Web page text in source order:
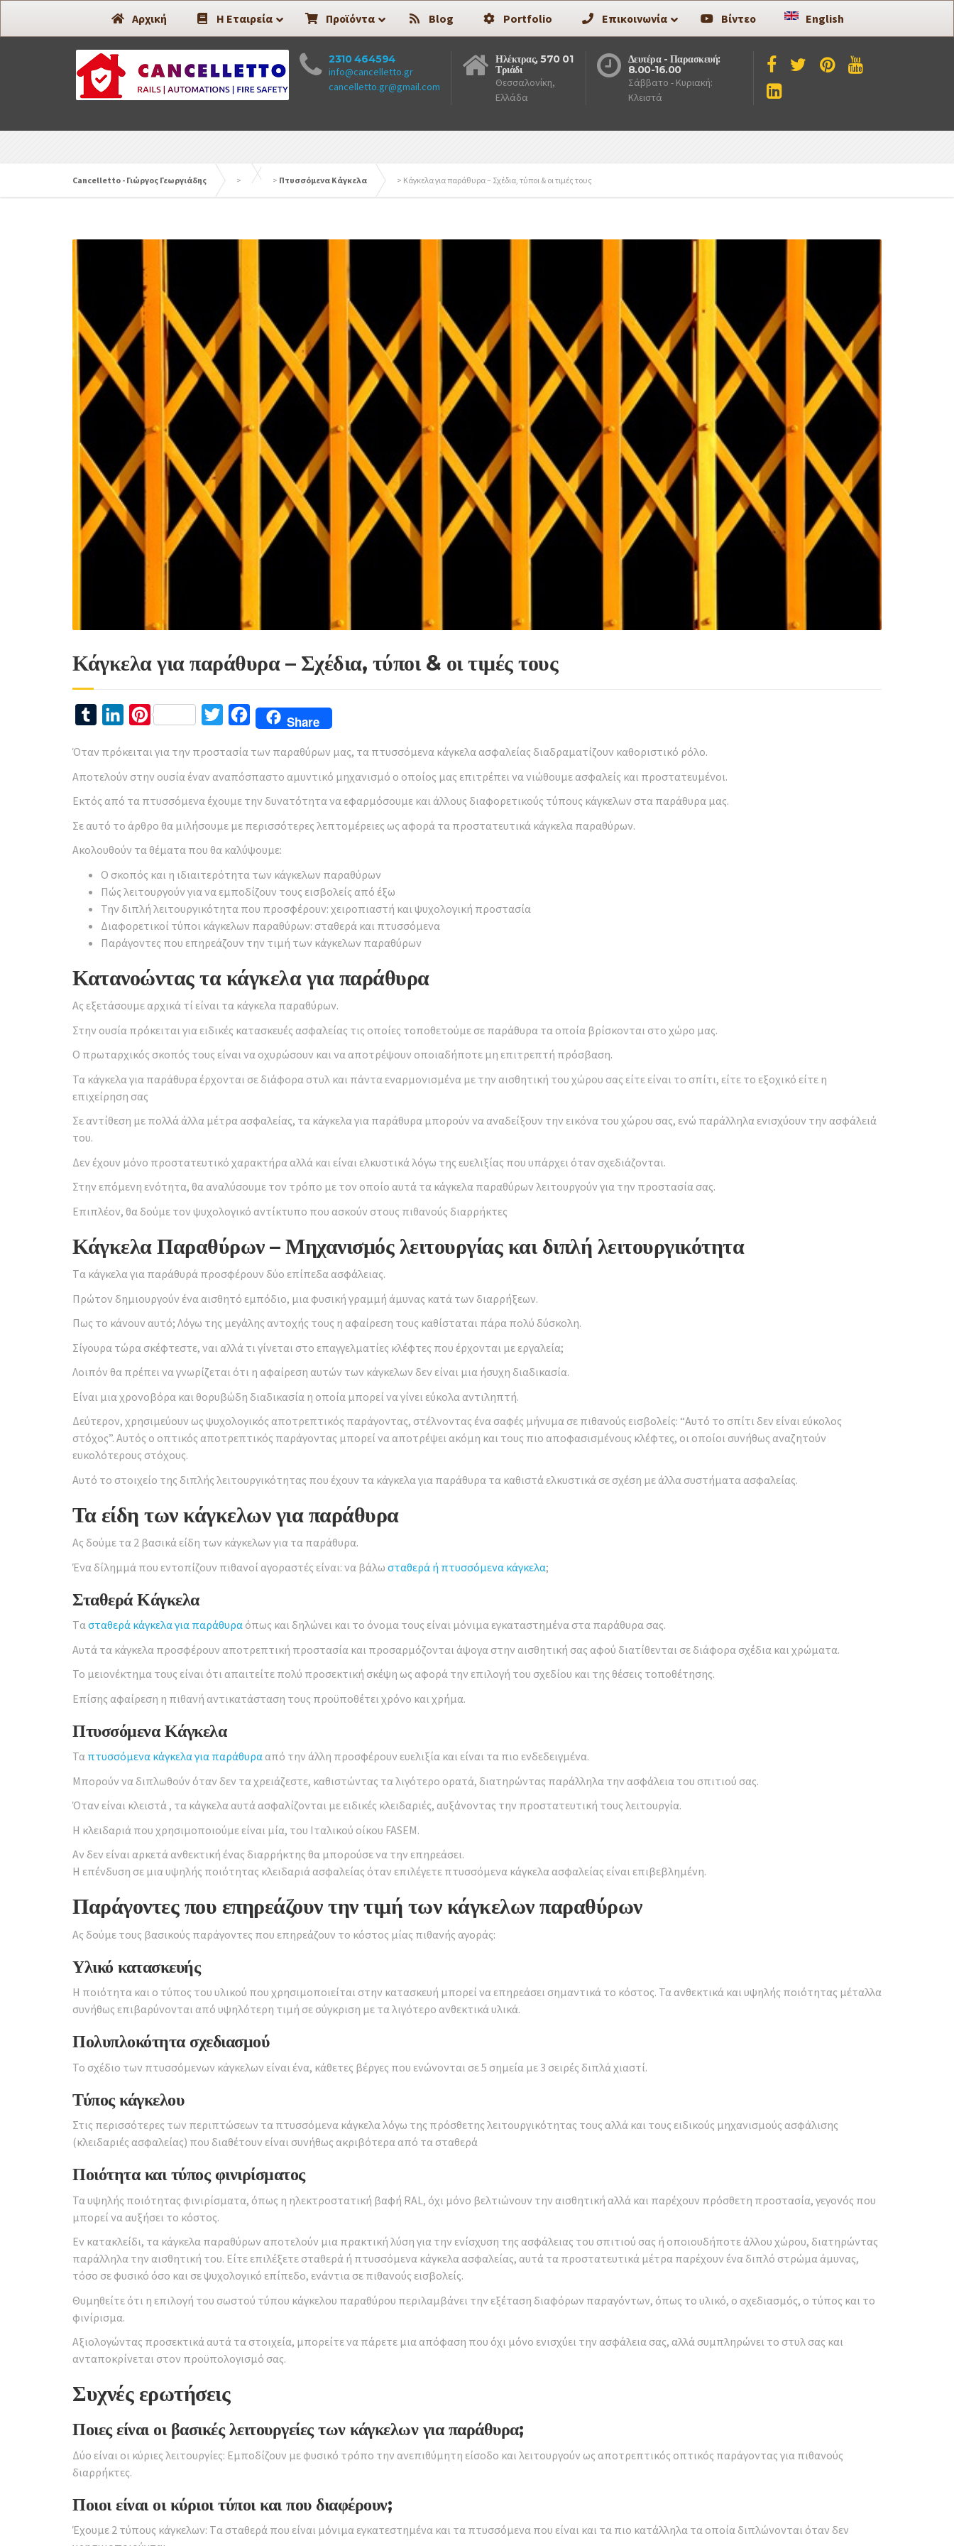
Συστήματα Ασφαλείας -
2310 464594
info@cancelletto.gr
cancelletto.gr@gmail.com
Ηλέκτρας, 570 01
Τριάδι
Θεσσαλονίκη,
Ελλάδα
Δευτέρα - Παρασκευή:
8.00-16.00
Σάββατο - Κυριακή:
Κλειστά
Cancelletto - Γιώργος Γεωργιάδης > > Πτυσσόμενα Κάγκελα > Κάγκελα για παράθυρα – Σχέδια, τύποι & οι τιμές τους
Κάγκελα για παράθυρα – Σχέδια, τύποι & οι τιμές τους
TumblrLinkedInPinterest TwitterFacebookShare
Όταν πρόκειται για την προστασία των παραθύρων μας, τα πτυσσόμενα κάγκελα ασφαλείας διαδραματίζουν καθοριστικό ρόλο.
Αποτελούν στην ουσία έναν αναπόσπαστο αμυντικό μηχανισμό ο οποίος μας επιτρέπει να νιώθουμε ασφαλείς και προστατευμένοι.
Εκτός από τα πτυσσόμενα έχουμε την δυνατότητα να εφαρμόσουμε και άλλους διαφορετικούς τύπους κάγκελων στα παράθυρα μας.
Σε αυτό το άρθρο θα μιλήσουμε με περισσότερες λεπτομέρειες ως αφορά τα προστατευτικά κάγκελα παραθύρων.
Ακολουθούν τα θέματα που θα καλύψουμε:
Ο σκοπός και η ιδιαιτερότητα των κάγκελων παραθύρων
Πώς λειτουργούν για να εμποδίζουν τους εισβολείς από έξω
Την διπλή λειτουργικότητα που προσφέρουν: χειροπιαστή και ψυχολογική προστασία
Διαφορετικοί τύποι κάγκελων παραθύρων: σταθερά και πτυσσόμενα
Παράγοντες που επηρεάζουν την τιμή των κάγκελων παραθύρων
Κατανοώντας τα κάγκελα για παράθυρα
Ας εξετάσουμε αρχικά τί είναι τα κάγκελα παραθύρων.
Στην ουσία πρόκειται για ειδικές κατασκευές ασφαλείας τις οποίες τοποθετούμε σε παράθυρα τα οποία βρίσκονται στο χώρο μας.
Ο πρωταρχικός σκοπός τους είναι να οχυρώσουν και να αποτρέψουν οποιαδήποτε μη επιτρεπτή πρόσβαση.
Τα κάγκελα για παράθυρα έρχονται σε διάφορα στυλ και πάντα εναρμονισμένα με την αισθητική του χώρου σας είτε είναι το σπίτι, είτε το εξοχικό είτε η
επιχείρηση σας
Σε αντίθεση με πολλά άλλα μέτρα ασφαλείας, τα κάγκελα για παράθυρα μπορούν να αναδείξουν την εικόνα του χώρου σας, ενώ παράλληλα ενισχύουν την ασφάλειά
του.
Δεν έχουν μόνο προστατευτικό χαρακτήρα αλλά και είναι ελκυστικά λόγω της ευελιξίας που υπάρχει όταν σχεδιάζονται.
Στην επόμενη ενότητα, θα αναλύσουμε τον τρόπο με τον οποίο αυτά τα κάγκελα παραθύρων λειτουργούν για την προστασία σας.
Επιπλέον, θα δούμε τον ψυχολογικό αντίκτυπο που ασκούν στους πιθανούς διαρρήκτες
Κάγκελα Παραθύρων – Μηχανισμός λειτουργίας και διπλή λειτουργικότητα
Tα κάγκελα για παράθυρά προσφέρουν δύο επίπεδα ασφάλειας.
Πρώτον δημιουργούν ένα αισθητό εμπόδιο, μια φυσική γραμμή άμυνας κατά των διαρρήξεων.
Πως το κάνουν αυτό; Λόγω της μεγάλης αντοχής τους η αφαίρεση τους καθίσταται πάρα πολύ δύσκολη.
Σίγουρα τώρα σκέφτεστε, ναι αλλά τι γίνεται στο επαγγελματίες κλέφτες που έρχονται με εργαλεία;
Λοιπόν θα πρέπει να γνωρίζεται ότι η αφαίρεση αυτών των κάγκελων δεν είναι μια ήσυχη διαδικασία.
Είναι μια χρονοβόρα και θορυβώδη διαδικασία η οποία μπορεί να γίνει εύκολα αντιληπτή.
Δεύτερον, χρησιμεύουν ως ψυχολογικός αποτρεπτικός παράγοντας, στέλνοντας ένα σαφές μήνυμα σε πιθανούς εισβολείς: “Αυτό το σπίτι δεν είναι εύκολος
στόχος”. Αυτός ο οπτικός αποτρεπτικός παράγοντας μπορεί να αποτρέψει ακόμη και τους πιο αποφασισμένους κλέφτες, οι οποίοι συνήθως αναζητούν
ευκολότερους στόχους.
Αυτό το στοιχείο της διπλής λειτουργικότητας που έχουν τα κάγκελα για παράθυρα τα καθιστά ελκυστικά σε σχέση με άλλα συστήματα ασφαλείας.
Τα είδη των κάγκελων για παράθυρα
Ας δούμε τα 2 βασικά είδη των κάγκελων για τα παράθυρα.
Ένα δίλημμά που εντοπίζουν πιθανοί αγοραστές είναι: να βάλω σταθερά ή πτυσσόμενα κάγκελα;
Σταθερά Κάγκελα
Tασταθερά κάγκελα για παράθυρα όπως και δηλώνει και το όνομα τους είναι μόνιμα εγκαταστημένα στα παράθυρα σας.
Αυτά τα κάγκελα προσφέρουν αποτρεπτική προστασία και προσαρμόζονται άψογα στην αισθητική σας αφού διατίθενται σε διάφορα σχέδια και χρώματα.
Το μειονέκτημα τους είναι ότι απαιτείτε πολύ προσεκτική σκέψη ως αφορά την επιλογή του σχεδίου και της θέσεις τοποθέτησης.
Επίσης αφαίρεση η πιθανή αντικατάσταση τους προϋποθέτει χρόνο και χρήμα.
Πτυσσόμενα Κάγκελα
Τα πτυσσόμενα κάγκελα για παράθυρα από την άλλη προσφέρουν ευελιξία και είναι τα πιο ενδεδειγμένα.
Μπορούν να διπλωθούν όταν δεν τα χρειάζεστε, καθιστώντας τα λιγότερο ορατά, διατηρώντας παράλληλα την ασφάλεια του σπιτιού σας.
Όταν είναι κλειστά , τα κάγκελα αυτά ασφαλίζονται με ειδικές κλειδαριές, αυξάνοντας την προστατευτική τους λειτουργία.
Η κλειδαριά που χρησιμοποιούμε είναι μία, του Ιταλικού οίκου FASEM.
Αν δεν είναι αρκετά ανθεκτική ένας διαρρήκτης θα μπορούσε να την επηρεάσει.
Η επένδυση σε μια υψηλής ποιότητας κλειδαριά ασφαλείας όταν επιλέγετε πτυσσόμενα κάγκελα ασφαλείας είναι επιβεβλημένη.
Παράγοντες που επηρεάζουν την τιμή των κάγκελων παραθύρων
Ας δούμε τους βασικούς παράγοντες που επηρεάζουν το κόστος μίας πιθανής αγοράς:
Υλικό κατασκευής
Η ποιότητα και ο τύπος του υλικού που χρησιμοποιείται στην κατασκευή μπορεί να επηρεάσει σημαντικά το κόστος. Τα ανθεκτικά και υψηλής ποιότητας μέταλλα
συνήθως επιβαρύνονται από υψηλότερη τιμή σε σύγκριση με τα λιγότερο ανθεκτικά υλικά.
Πολυπλοκότητα σχεδιασμού
Το σχέδιο των πτυσσόμενων κάγκελων είναι ένα, κάθετες βέργες που ενώνονται σε 5 σημεία με 3 σειρές διπλά χιαστί.
Τύπος κάγκελου
Στις περισσότερες των περιπτώσεων τα πτυσσόμενα κάγκελα λόγω της πρόσθετης λειτουργικότητας τους αλλά και τους ειδικούς μηχανισμούς ασφάλισης
(κλειδαριές ασφαλείας) που διαθέτουν είναι συνήθως ακριβότερα από τα σταθερά
Ποιότητα και τύπος φινιρίσματος
Τα υψηλής ποιότητας φινιρίσματα, όπως η ηλεκτροστατική βαφή RAL, όχι μόνο βελτιώνουν την αισθητική αλλά και παρέχουν πρόσθετη προστασία, γεγονός που
μπορεί να αυξήσει το κόστος.
Εν κατακλείδι, τα κάγκελα παραθύρων αποτελούν μια πρακτική λύση για την ενίσχυση της ασφάλειας του σπιτιού σας ή οποιουδήποτε άλλου χώρου, διατηρώντας
παράλληλα την αισθητική του. Είτε επιλέξετε σταθερά ή πτυσσόμενα κάγκελα ασφαλείας, αυτά τα προστατευτικά μέτρα παρέχουν ένα διπλό στρώμα άμυνας,
τόσο σε φυσικό όσο και σε ψυχολογικό επίπεδο, ενάντια σε πιθανούς εισβολείς.
Θυμηθείτε ότι η επιλογή του σωστού τύπου κάγκελου παραθύρου περιλαμβάνει την εξέταση διαφόρων παραγόντων, όπως το υλικό, ο σχεδιασμός, ο τύπος και το
φινίρισμα.
Αξιολογώντας προσεκτικά αυτά τα στοιχεία, μπορείτε να πάρετε μια απόφαση που όχι μόνο ενισχύει την ασφάλεια σας, αλλά συμπληρώνει το στυλ σας και
ανταποκρίνεται στον προϋπολογισμό σας.
Συχνές ερωτήσεις
Ποιες είναι οι βασικές λειτουργείες των κάγκελων για παράθυρα;
Δύο είναι οι κύριες λειτουργίες: Εμποδίζουν με φυσικό τρόπο την ανεπιθύμητη είσοδο και λειτουργούν ως αποτρεπτικός οπτικός παράγοντας για πιθανούς
διαρρήκτες.
Ποιοι είναι οι κύριοι τύποι και που διαφέρουν;
Έχουμε 2 τύπους κάγκελων: Tα σταθερά που είναι μόνιμα εγκατεστημένα και τα πτυσσόμενα που είναι και τα πιο κατάλληλα τα οποία διπλώνονται όταν δεν
Αρχική Η Εταιρεία Προϊόντα Blog Portfolio Επικοινωνία Βίντεο English